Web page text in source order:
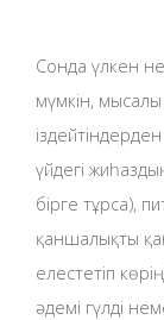
Сонда үлкен
мүмкін,
үйдегі
бірге тұрса),
қаншалықты
елестетіп
әдемі гүлді